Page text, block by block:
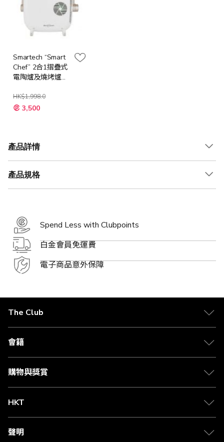
Smartech “Smart
Chef” 2合1摺疊式
電陶爐及燒烤爐
HK$1,998.0
特 3,500
產品詳情
產品規格
Spend Less with Clubpoints
白金會員免運費
電子商品意外保障
The Club
關於 The Club
合作夥伴
媒體中心
會籍
會籍及專屬禮遇
賺取積分
購物與獎賞
物流與配送
Club Shopping 商品領取站
常見問題
HKT
csl.
1010
聲明